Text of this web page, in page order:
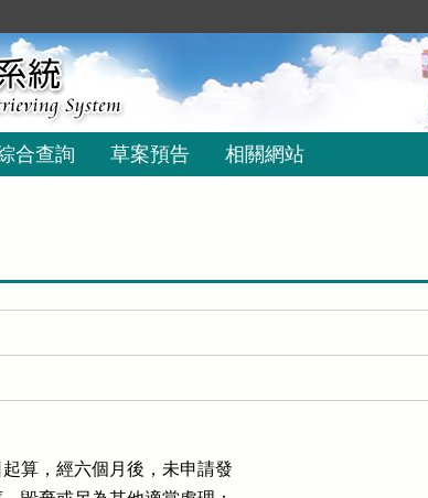
合查詢 草案預告 相關網站
算，經六個月後，未申請發